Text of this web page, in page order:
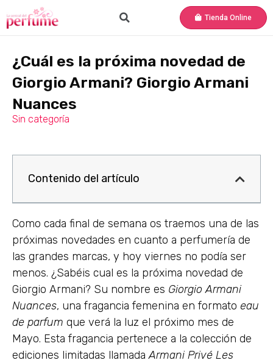
Tienda Online
¿Cuál es la próxima novedad de
Giorgio Armani? Giorgio Armani
Nuances
Sin categoría
Contenido del artículo
Como cada final de semana os traemos una de las
próximas novedades en cuanto a perfumería de
las grandes marcas, y hoy viernes no podía ser
menos. ¿Sabéis cual es la próxima novedad de
Giorgio Armani? Su nombre es Giorgio Armani
Nuances, una fragancia femenina en formato eau
de parfum que verá la luz el próximo mes de
Mayo. Esta fragancia pertenece a la colección de
ediciones limitadas llamadaArmani Privé Les